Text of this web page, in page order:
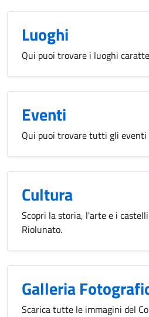
Luoghi
Qui puoi trovare i luoghi
Eventi
Qui puoi trovare tutti gli eventi
Cultura
Scopri la storia, l'arte e i
Riolunato.
Galleria
Scarica tutte le immagini del